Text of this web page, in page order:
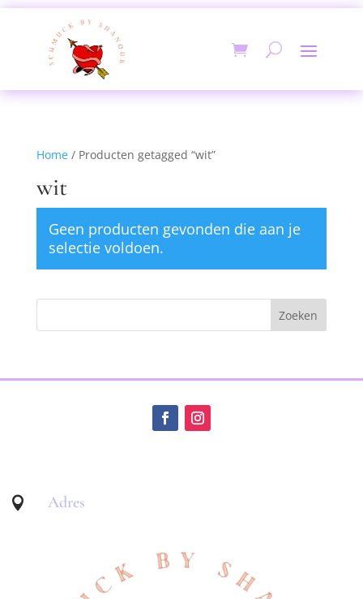
Home/ Producten getagged “wit”
wit
Geen producten gevonden die aan je
selectie voldoen.
 Adres